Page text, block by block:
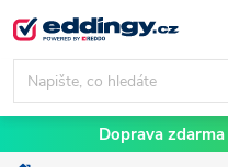
Přejít
na
obsah
Doprava zdarma